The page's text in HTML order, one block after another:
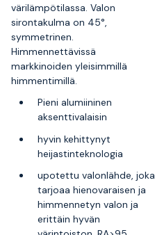
värilämpötilassa. Valon
sirontakulma on 45°,
symmetrinen.
Himmennettävissä
markkinoiden yleisimmillä
himmentimillä.
Pieni alumiininen
aksenttivalaisin
hyvin kehittynyt
heijastinteknologia
upotettu valonlähde, joka
tarjoaa hienovaraisen ja
himmennetyn valon ja
erittäin hyvän